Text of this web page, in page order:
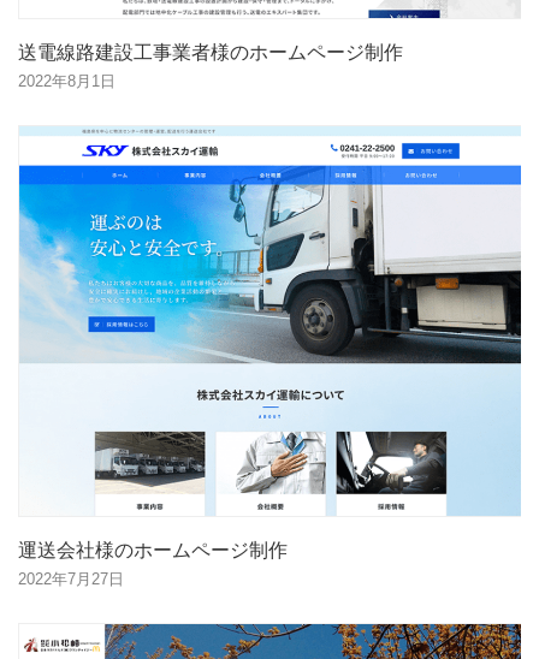
送電線路建設工事業者様のホームページ制作
2022年8月1日
運送会社様のホームページ制作
2022年7月27日